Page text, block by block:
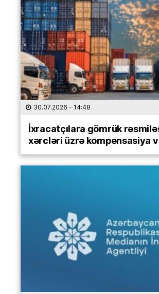
30.07.2026 - 14:48
İxracatçılara gömrük
xərcləri üzrə kompensasiya